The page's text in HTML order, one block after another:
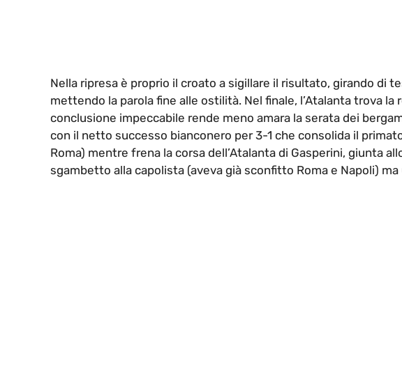
Nella ripresa è proprio il croato a sigillare il risultato, girando di
mettendo la parola fine alle ostilità. Nel finale, l’Atalanta trova la
conclusione impeccabile rende meno amara la serata dei
con il netto successo bianconero per 3-1 che consolida il
Roma) mentre frena la corsa dell’Atalanta di Gasperini, giunta
sgambetto alla capolista (aveva già sconfitto Roma e Napoli)